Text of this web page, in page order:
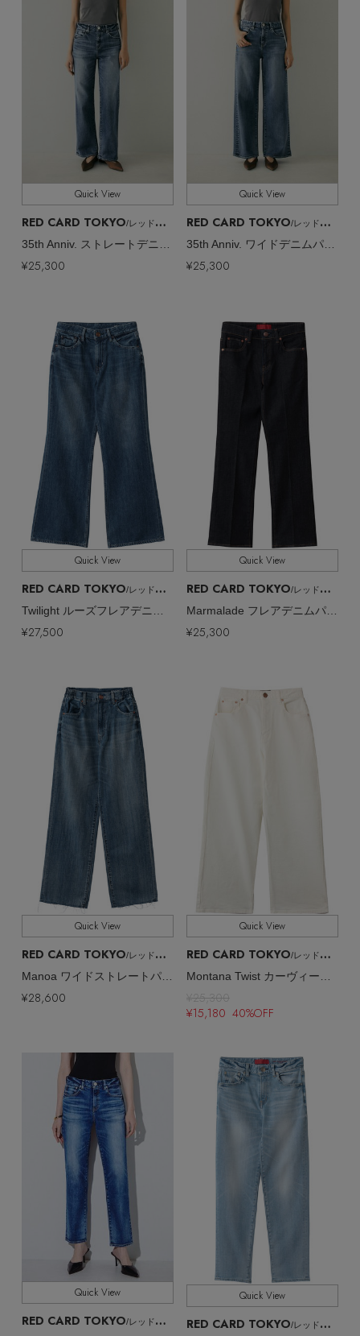
Quick View
RED CARD TOKYO/レッドカード トーキョー
35th Anniv. ストレートデニムパンツ
¥25,300
Quick View
RED CARD TOKYO/レッドカード トーキョー
35th Anniv. ワイドデニムパンツ
¥25,300
Quick View
RED CARD TOKYO/レッドカード トーキョー
¥27,500
Quick View
RED CARD TOKYO/レッドカード トーキョー
Marmalade フレアデニムパンツ
¥25,300
Quick View
RED CARD TOKYO/レッドカード トーキョー
Manoa ワイドストレートパンツ
¥28,600
Quick View
RED CARD TOKYO/レッドカード トーキョー
¥25,300
¥15,180 40%OFF
Quick View
RED CARD TOKYO/レッドカード トーキョー
Quick View
RED CARD TOKYO/レッドカード トーキョー